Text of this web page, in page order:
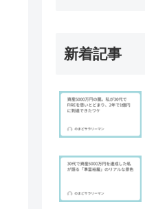
新着記事